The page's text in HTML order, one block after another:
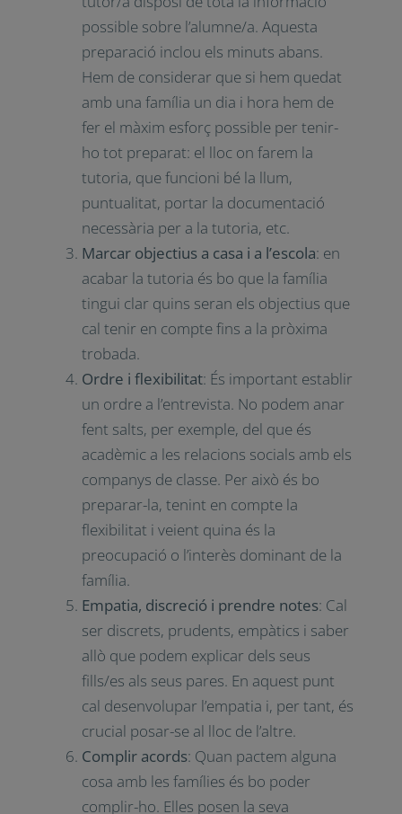
o massa bo.
Preparar-se: per a les famílies cada
fill/a és únic, per tant, en enfrontar-
nos a la tutoria cal pensar que és
imprescindible preparar-la. Per això
requereix que el tutor/a disposi de
tota la informació possible sobre
l’alumne/a. Aquesta preparació inclou
els minuts abans. Hem de considerar
que si hem quedat amb una família un
dia i hora hem de fer el màxim esforç
possible per tenir-ho tot preparat: el
lloc on farem la tutoria, que funcioni
bé la llum, puntualitat, portar la
documentació necessària per a la
tutoria, etc.
Marcar objectius a casa i a l’escola: en
acabar la tutoria és bo que la família
tingui clar quins seran els objectius
que cal tenir en compte fins a la
pròxima trobada.
Ordre i flexibilitat : És important
establir un ordre a l’entrevista. No
podem anar fent salts, per exemple,
del que és acadèmic a les relacions
socials amb els companys de classe.
Per això és bo preparar-la, tenint en
compte la flexibilitat i veient quina és
la preocupació o l’interès dominant de
la família.
Empatia, discreció i prendre notes:
Cal ser discrets, prudents, empàtics i